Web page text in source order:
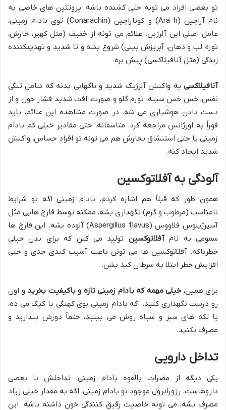
تو بعضی افراد می تونه حتی کشنده باشه. پروتئین های خاصی به
نام آراچین (Ara h) و کوناراچین (Conarachin) توی بادام زمینی،
عامل اصلی این آلرژین. علائم می تونه از خفیف (مثل کهیر، خارش،
تورم لب و دهان، آبریزش بینی) شروع بشه و تا شدید و تهدیدکننده
زندگی (مثل آنافیلاکسی) پیش بره.
آنافیلاکسی یه واکنش آلرژیک شدید و ناگهانی بدنه که شامل تنگی
نفس، خس خس سینه، تورم گلو و صورت، افت شدید فشار خون و از
دست دادن هوشیاری می شه. در صورت مشاهده این علائم، باید
فوراً به اورژانس مراجعه کرد. متاسفانه، حتی مقادیر خیلی کم بادام
زمینی یا حتی استنشاق بخارش هم می تونه تو افراد حساس، واکنش
شدید ایجاد کنه.
آلودگی به آفلاتوکسین
همون طور که قبلاً هم اشاره کردم، بادام زمینی اگه تو شرایط
نامناسب (مرطوب و گرم) نگهداری بشه، ممکنه توسط قارچ هایی مثل
آسپرژیلوس فلاووس (Aspergillus flavus) آلوده بشه. این قارچ ها
سمومی به نامآفلاتوکسین تولید می کنن که برای بدن خیلی
خطرناکه. آفلاتوکسین ها می تونن باعث آسیب کبدی جدی و حتی
افزایش خطر ابتلا به سرطان کبد بشن.
برای همین، خیلی مهمه که بادام زمینی تازه و باکیفیت بخرید و اون
رو درست نگهداری کنید. اگه بادام زمینی بوی کهنگی یا کپک می ده،
یا لکه های سبز و سیاه روش می بینید، حتماً دورش بندازید و
مصرف نکنید.
تداخل دارویی
یکی دیگه از مضرات بالقوه بادام زمینی، تداخلش با بعضی
داروهاست. رزوراترول موجود تو بادام زمینی، اگه به مقدار خیلی زیاد
مصرف بشه، می تونه خاصیت رقیق کنندگی خون داشته باشه. این